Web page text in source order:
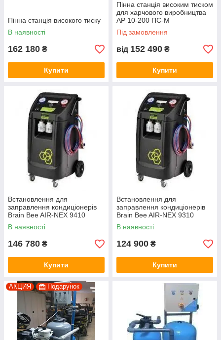
Пінна станція високого тиску
В наявності
162 180 ₴
Купити
Пінна станція високим тиском
для харчового виробництва
АР 10-200 ПС-М
Під замовлення
від 152 490 ₴
Купити
Встановлення для
заправлення кондиціонерів
Brain Bee AIR-NEX 9410
В наявності
146 780 ₴
Купити
Встановлення для
заправлення кондиціонерів
Brain Bee AIR-NEX 9310
В наявності
124 900 ₴
Купити
АКЦИЯ Подарунок